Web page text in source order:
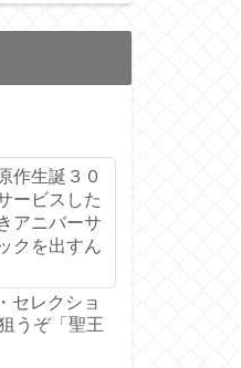
作生誕３０
ービスした
アニバーサ
クを出すん
セレクショ
うぞ「聖王